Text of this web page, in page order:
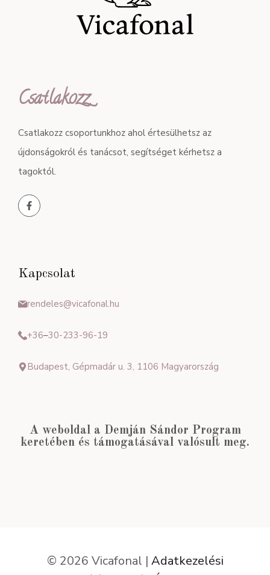
Csatlakozz
Csatlakozz csoportunkhoz ahol értesülhetsz az
újdonságokról és tanácsot, segítséget kérhetsz a
tagoktól.
Kapcsolat
rendeles@vicafonal.hu
+36–30-233-96-19
Budapest, Gépmadár u. 3, 1106 Magyarország
A weboldal a Demján Sándor Program
keretében és támogatásával valósult meg.
© 2026 Vicafonal | Adatkezelési